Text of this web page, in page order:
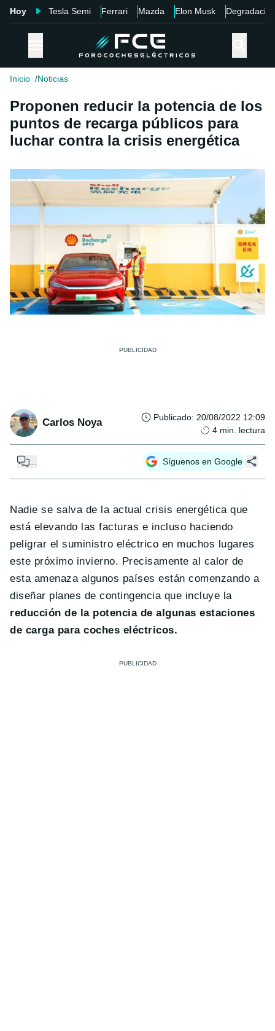
Hoy Tesla Semi Ferrari Mazda Elon Musk Degradación
Inicio Noticias
Proponen reducir la potencia de los
puntos de recarga públicos para
luchar contra la crisis energética
Carlos Noya Publicado: 20/08/2022 12:09
4 min. lectura
Síguenos en Google
Nadie se salva de la actual crisis energética que
está elevando las facturas e incluso haciendo
peligrar el suministro eléctrico en muchos lugares
este próximo invierno. Precisamente al calor de
esta amenaza algunos países están comenzando a
diseñar planes de contingencia que incluye la
reducción de la potencia de algunas estaciones
de carga para coches eléctricos.